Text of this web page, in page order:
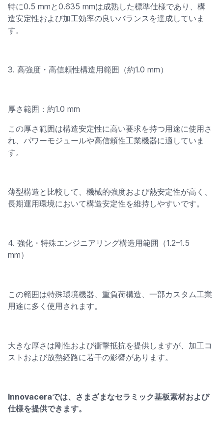
特に0.5 mmと0.635 mmは成熟した標準仕様であり、構
造安定性および加工効率の良いバランスを達成していま
す。
3. 高強度・高信頼性構造用範囲（約1.0 mm）
厚さ範囲：約1.0 mm
この厚さ範囲は構造安定性に高い要求を持つ用途に使用さ
れ、パワーモジュールや高信頼性工業機器に適していま
す。
薄型構造と比較して、機械的強度および熱安定性が高く、
長期運用環境において構造安定性を維持しやすいです。
4. 強化・特殊エンジニアリング構造用範囲（1.2–1.5
mm）
この範囲は特殊環境機器、重負荷構造、一部カスタム工業
用途に多く使用されます。
大きな厚さは剛性および衝撃抵抗を提供しますが、加工コ
ストおよび放熱経路に若干の影響があります。
Innovaceraでは、さまざまなセラミック基板素材および
仕様を提供できます。